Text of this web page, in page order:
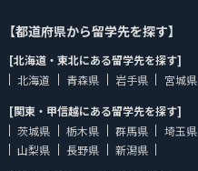
【都道府県から留学先を探す】
[北海道・東北にある留学先を探す]
北海道
青森県 岩手県 宮城県
[関東・甲信越にある留学先を探す]
茨城県
栃木県 群馬県 埼玉県
山梨県
長野県
新潟県